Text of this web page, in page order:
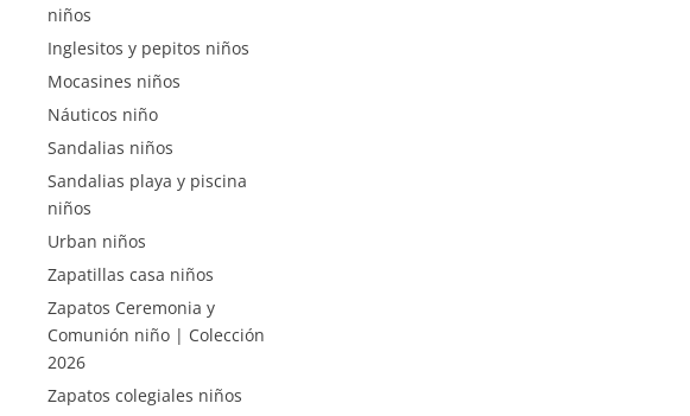
niños
Inglesitos y pepitos niños
Mocasines niños
Náuticos niño
Sandalias niños
Sandalias playa y piscina
niños
Urban niños
Zapatillas casa niños
Zapatos Ceremonia y
Comunión niño | Colección
2026
Zapatos colegiales niños